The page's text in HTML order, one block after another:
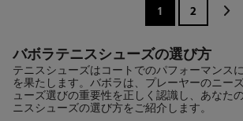
す。
個
で
す。
46
件
の
1 2
バボラテニスシューズの選び方
テニスシューズはコートでのパフォーマンス
を果たします。バボラは、プレーヤーのニー
ューズ選びの重要性を正しく認識し、あなた
ニスシューズの選び方をご紹介します。